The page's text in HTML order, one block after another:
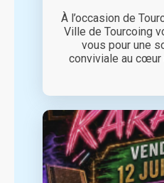
À l’occasion de
Ville de Tourcoing
vous pour une
conviviale au cœur